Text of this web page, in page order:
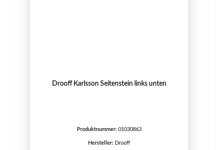
Drooff Karlsson Seitenstein links unten
Produktnummer: 01030863
Hersteller: Drooff